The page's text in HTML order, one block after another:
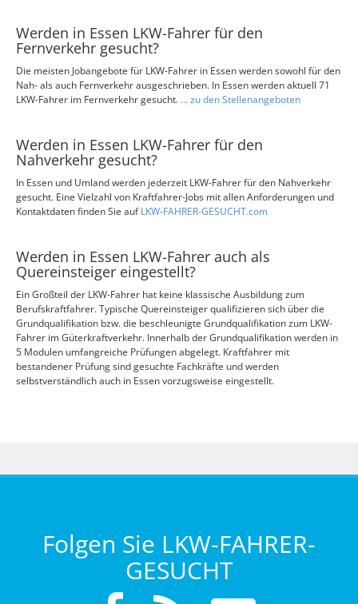
Werden in Essen LKW-Fahrer für den
Fernverkehr gesucht?
Die meisten Jobangebote für LKW-Fahrer in Essen werden sowohl für den
Nah- als auch Fernverkehr ausgeschrieben. In Essen werden aktuell 71
LKW-Fahrer im Fernverkehr gesucht. ... zu den Stellenangeboten
Werden in Essen LKW-Fahrer für den
Nahverkehr gesucht?
In Essen und Umland werden jederzeit LKW-Fahrer für den Nahverkehr
gesucht. Eine Vielzahl von Kraftfahrer-Jobs mit allen Anforderungen und
Kontaktdaten finden Sie aufLKW-FAHRER-GESUCHT.com
Werden in Essen LKW-Fahrer auch als
Quereinsteiger eingestellt?
Ein Großteil der LKW-Fahrer hat keine klassische Ausbildung zum
Berufskraftfahrer. Typische Quereinsteiger qualifizieren sich über die
Grundqualifikation bzw. die beschleunigte Grundqualifikation zum LKW-
Fahrer im Güterkraftverkehr. Innerhalb der Grundqualifikation werden in
5 Modulen umfangreiche Prüfungen abgelegt. Kraftfahrer mit
bestandener Prüfung sind gesuchte Fachkräfte und werden
selbstverständlich auch in Essen vorzugsweise eingestellt.
Folgen Sie LKW-FAHRER-
GESUCHT